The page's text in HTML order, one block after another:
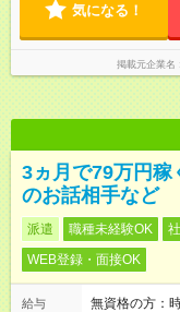
気になる！
掲載元企業名
3ヵ月で79万円稼
のお話相手など
派遣 職種未経験OK
WEB登録・面接OK
給与
無資格の方：